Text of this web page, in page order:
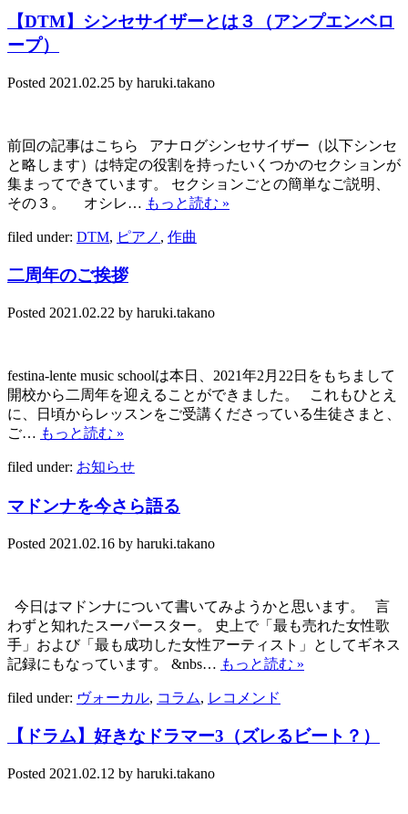
【DTM】シンセサイザーとは３（アンプエンベロ
ープ）
Posted 2021.02.25 by haruki.takano
前回の記事はこちら アナログシンセサイザー（以下シンセ
と略します）は特定の役割を持ったいくつかのセクションが
集まってできています。 セクションごとの簡単なご説明、
その３。 オシレ… もっと読む »
filed under: DTM, ピアノ , 作曲
二周年のご挨拶
Posted 2021.02.22 by haruki.takano
festina-lente music schoolは本日、2021年2月22日をもちまして
開校から二周年を迎えることができました。 これもひとえ
に、日頃からレッスンをご受講くださっている生徒さまと、
ご… もっと読む »
filed under: お知らせ
マドンナを今さら語る
Posted 2021.02.16 by haruki.takano
今日はマドンナについて書いてみようかと思います。 言
わずと知れたスーパースター。 史上で「最も売れた女性歌
手」および「最も成功した女性アーティスト」としてギネス
記録にもなっています。 &nbs… もっと読む »
filed under: ヴォーカル, コラム, レコメンド
【ドラム】好きなドラマー3（ズレるビート？）
Posted 2021.02.12 by haruki.takano